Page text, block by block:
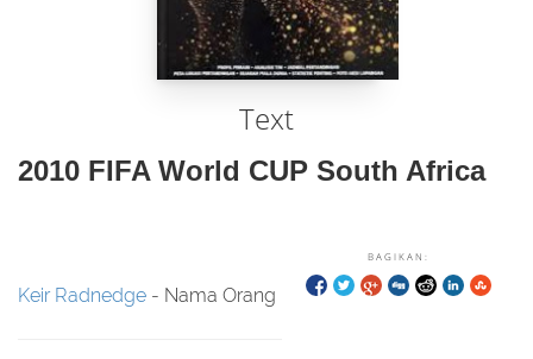
Text
2010 FIFA World CUP South Africa
BAGIKAN:
Keir Radnedge - Nama Orang